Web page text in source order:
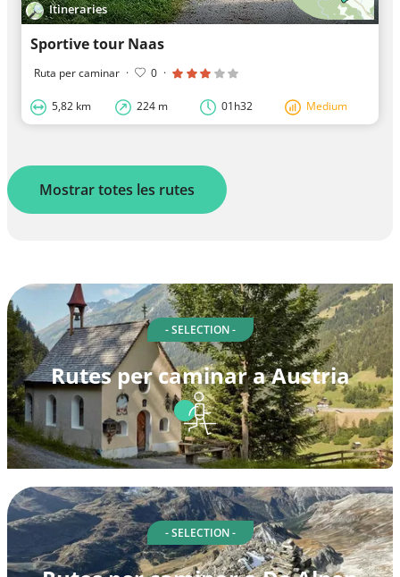
Itineraries
Sportive tour Naas
Ruta per caminar · 0 ·
5,82 km 224 m 01h32 Medium
Mostrar totes les rutes
- SELECTION -
Rutes per caminar a Austria
- SELECTION -